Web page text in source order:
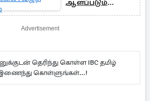
ஆளப்படும்
நாட்டில் எவ்வித
ஹேரத் பெருமிதம்
Advertisement
தெரிந்து கொள்ள IBC தமிழ்
கொள்ளுங்கள்...!